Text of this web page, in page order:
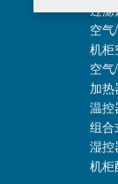
过滤
空
机柜
空
加热
温控
组合
湿控
机柜